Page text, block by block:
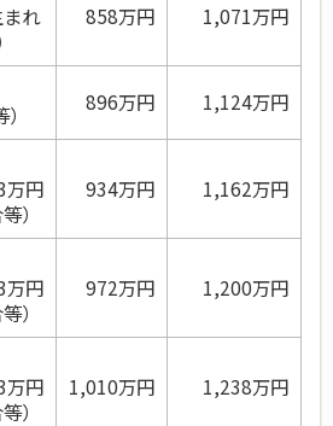
まれ
858万円 1,071万円
896万円 1,124万円
万円
）
934万円 1,162万円
万円
）
972万円 1,200万円
万円
）
1,010万円 1,238万円